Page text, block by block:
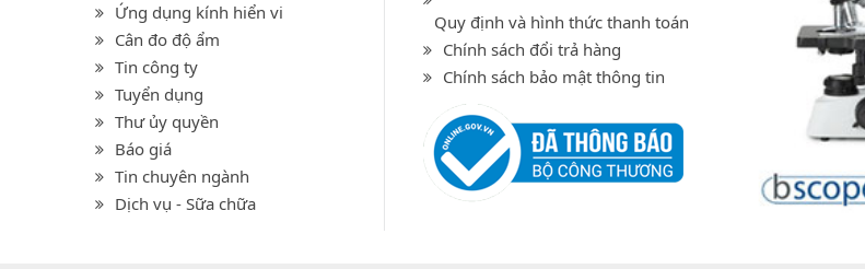
Ứng dụng kính hiển vi
Cân đo độ ẩm
Tin công ty
Tuyển dụng
Thư ủy quyền
Báo giá
Tin chuyên ngành
Dịch vụ - Sữa chữa
Quy định và hình thức thanh toán
Chính sách đổi trả hàng
Chính sách bảo mật thông tin